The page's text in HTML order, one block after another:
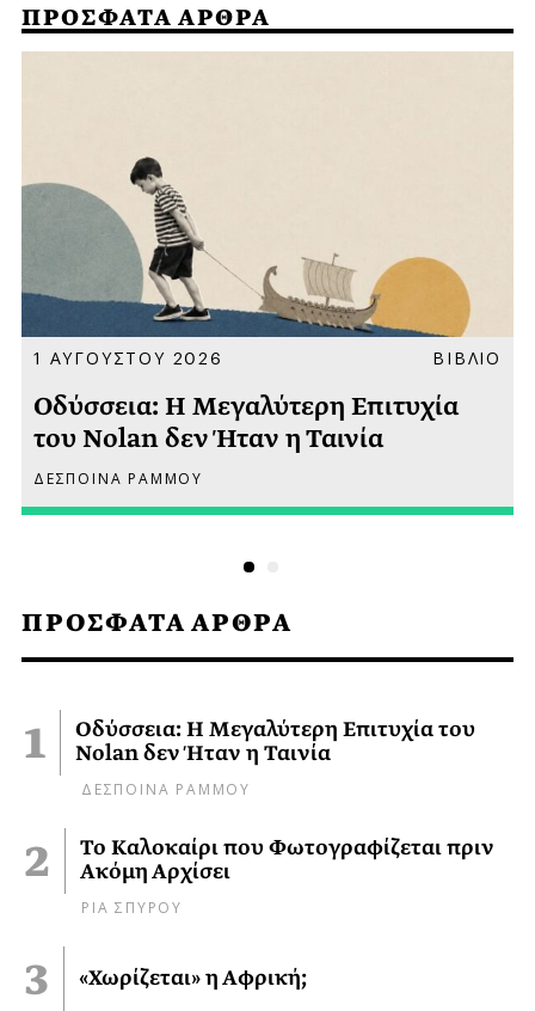
ΠΡΟΣΦΑΤΑ ΑΡΘΡΑ
Οδύσσεια: Η Μεγαλύτερη Επιτυχία του
Nolan δεν Ήταν η Ταινία
ΔΕΣΠΟΙΝΑ ΡΑΜΜΟΥ
Το Καλοκαίρι που Φωτογραφίζεται πριν
Ακόμη Αρχίσει
ΡΙΑ ΣΠΥΡΟΥ
«Χωρίζεται» η Αφρική;
ΠΡΟΣΦΑΤΑ ΑΡΘΡΑ
1 ΑΥΓΟΥΣΤΟΥ 2026 ΒΙΒΛΙΟ
Οδύσσεια: Η Μεγαλύτερη Επιτυχία
του Nolan δεν Ήταν η Ταινία
ΔΕΣΠΟΙΝΑ ΡΑΜΜΟΥ